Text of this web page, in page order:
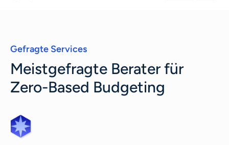
Gefragte Services
Meistgefragte Berater für
Zero-Based Budgeting